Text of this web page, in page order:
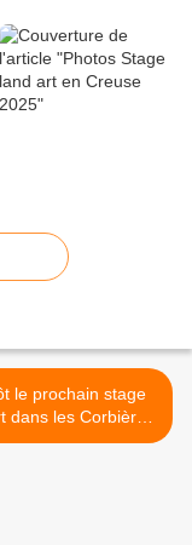
le prochain stage
dans les Corbières
>